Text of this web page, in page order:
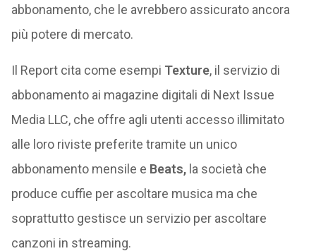
abbonamento, che le avrebbero assicurato ancora
più potere di mercato.
Il Report cita come esempi Texture, il servizio di
abbonamento ai magazine digitali di Next Issue
Media LLC, che offre agli utenti accesso illimitato
alle loro riviste preferite tramite un unico
abbonamento mensile e Beats, la società che
produce cuffie per ascoltare musica ma che
soprattutto gestisce un servizio per ascoltare
canzoni in streaming.